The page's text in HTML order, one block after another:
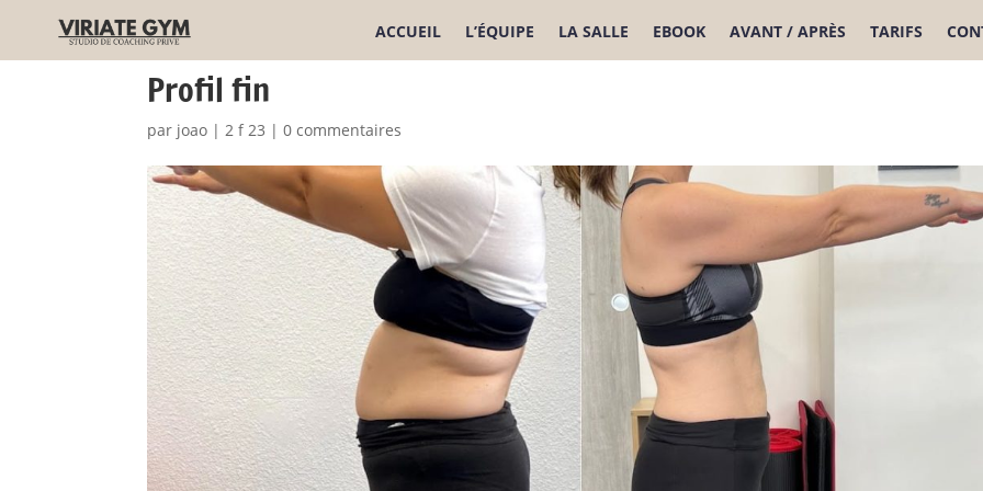
ACCUEIL L’ÉQUIPE LA SALLE EBOOK AVANT / APRÈS TARIFS
Profil fin
par joao | 2 f 23 |0 commentaires